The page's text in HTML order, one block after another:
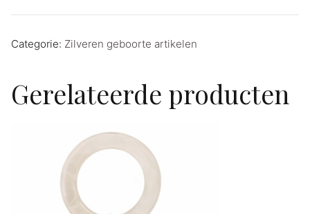
Categorie: Zilveren geboorte artikelen
Gerelateerde producten